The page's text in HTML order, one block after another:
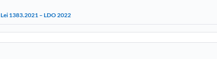
Lei 1383.2021 – LDO 2022